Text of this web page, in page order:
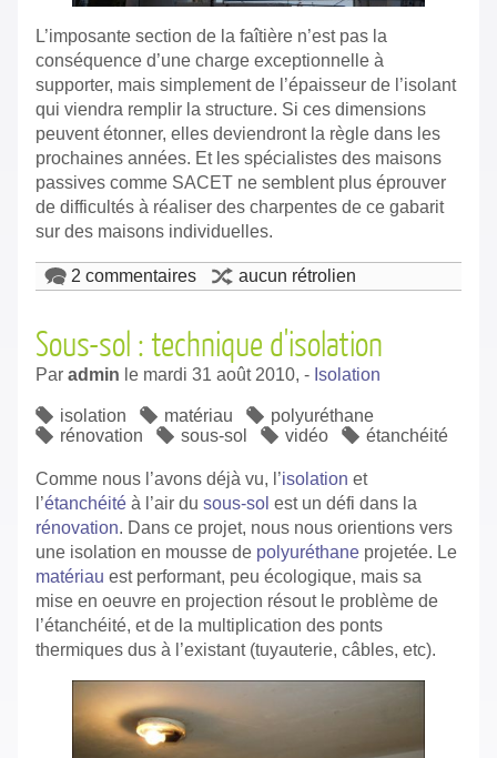
L’imposante section de la faîtière n’est pas la
conséquence d’une charge exceptionnelle à
supporter, mais simplement de l’épaisseur de l’isolant
qui viendra remplir la structure. Si ces dimensions
peuvent étonner, elles deviendront la règle dans les
prochaines années. Et les spécialistes des maisons
passives comme SACET ne semblent plus éprouver
de difficultés à réaliser des charpentes de ce gabarit
sur des maisons individuelles.
2 commentaires aucun rétrolien
Sous-sol : technique d'isolation
Par admin le mardi 31 août 2010, - Isolation
isolation matériau
polyuréthane
rénovation
sous-sol vidéo étanchéité
Comme nous l’avons déjà vu, l’isolation et
l’étanchéité à l’air du sous-sol est un défi dans la
rénovation. Dans ce projet, nous nous orientions vers
une isolation en mousse de polyuréthane projetée. Le
matériau est performant, peu écologique, mais sa
mise en oeuvre en projection résout le problème de
l’étanchéité, et de la multiplication des ponts
thermiques dus à l’existant (tuyauterie, câbles, etc).